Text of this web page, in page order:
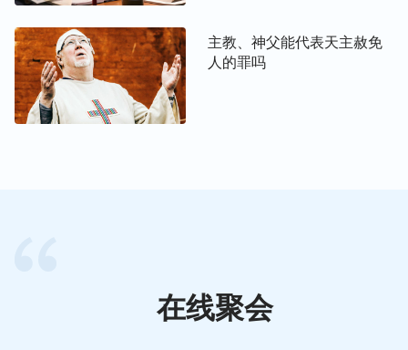
在担当不了（或作：不能领会）
了，他要引导你们明白（原文作：进入）一切的真
理；因为他不是凭自己说的，乃是把他所听见的都说
出来，并要把将来的事告诉你们。
13）还有启示录里多次提到：“
己的观念想象，做聪明的童女，寻求听神的声音，这
样我们才能迎接主耶稣的到来。
主教、神父能代表天主赦免
人的罪吗
在线聚会